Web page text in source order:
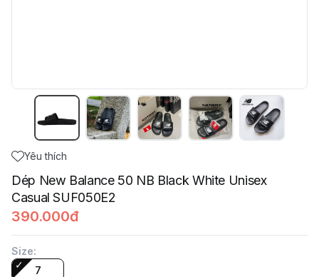
Yêu thích
Dép New Balance 50 NB Black White Unisex
Casual SUF050E2
390.000đ
Size:
7